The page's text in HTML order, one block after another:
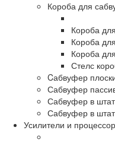
Короба для
Короба
Короба
Короба
Стелс
Cабвуфер
Сабвуфер
Сабвуфер в
Сабвуфер в
Усилители и